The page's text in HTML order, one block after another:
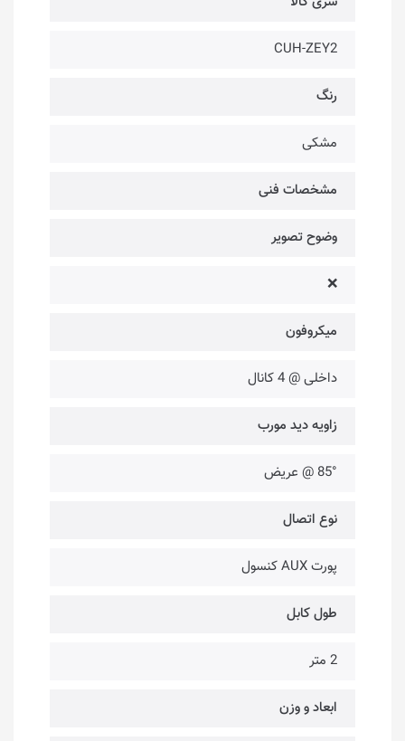
CUH-ZEY2
رنگ
مشکی
مشخصات فنی
وضوح تصویر
❌
میکروفون
داخلی @ 4 کانال
زاویه دید مورب
85° @ عریض
نوع اتصال
پورت AUX کنسول
طول کابل
2 متر
ابعاد و وزن